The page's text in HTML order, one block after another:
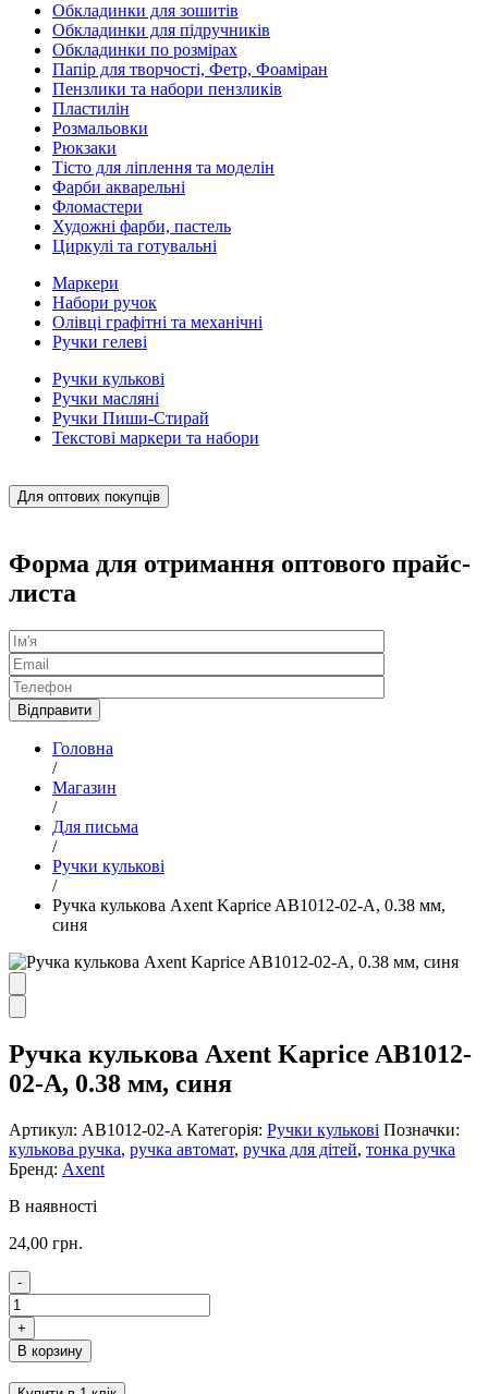
Обкладинки для зошитів
Обкладинки для підручників
Обкладинки по розмірах
Папір для творчості, Фетр, Фоаміран
Пензлики та набори пензликів
Пластилін
Розмальовки
Рюкзаки
Тісто для ліплення та моделін
Фарби акварельні
Фломастери
Художні фарби, пастель
Циркулі та готувальні
Маркери
Набори ручок
Олівці графітні та механічні
Ручки гелеві
Ручки кулькові
Ручки масляні
Ручки Пиши-Стирай
Текстові маркери та набори
Для оптових покупців
Форма для отримання оптового прайс-
листа
Головна
/
Магазин
/
Для письма
/
Ручки кулькові
/
Ручка кулькова Axent Kaprice AB1012-02-A, 0.38 мм,
синя
Ручка кулькова Axent Kaprice AB1012-
02-A, 0.38 мм, синя
Артикул: AB1012-02-A Категорія: Ручки кулькові Позначки:
кулькова ручка, ручка автомат, ручка для дітей, тонка ручка
Бренд: Axent
В наявності
24,00 грн.
-
Ручка
кулькова
Axent
Kaprice
AB1012-
+
В корзину